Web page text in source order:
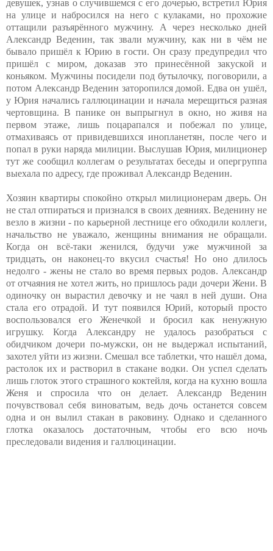
девушек, узнав о случившемся с его дочерью, встретил Юрия
на улице и набросился на него с кулаками, но прохожие
оттащили разъярённого мужчину. А через несколько дней
Александр Веденин, так звали мужчину, как ни в чём не
бывало пришёл к Юрию в гости. Он сразу предупредил что
пришёл с миром, доказав это принесённой закуской и
коньяком. Мужчины посидели под бутылочку, поговорили, а
потом Александр Веденин заторопился домой. Едва он ушёл,
у Юрия начались галлюцинации и начала мерещиться разная
чертовщина. В панике он выпрыгнул в окно, но живя на
первом этаже, лишь поцарапался и побежал по улице,
отмахиваясь от привидевшихся инопланетян, после чего и
попал в руки наряда милиции. Выслушав Юрия, милиционер
тут же сообщил коллегам о результатах беседы и опергруппа
выехала по адресу, где проживал Александр Веденин.
Хозяин квартиры спокойно открыл милиционерам дверь. Он
не стал отпираться и признался в своих деяниях. Веденину не
везло в жизни - по карьерной лестнице его обходили коллеги,
начальство не уважало, женщины внимания не обращали.
Когда он всё-таки женился, будучи уже мужчиной за
тридцать, он наконец-то вкусил счастья! Но оно длилось
недолго - жены не стало во время первых родов. Александр
от отчаяния не хотел жить, но пришлось ради дочери Жени. В
одиночку он вырастил девочку и не чаял в ней души. Она
стала его отрадой. И тут появился Юрий, который просто
воспользовался его Женечкой и бросил как ненужную
игрушку. Когда Александру не удалось разобраться с
обидчиком дочери по-мужски, он не выдержал испытаний,
захотел уйти из жизни. Смешал все таблетки, что нашёл дома,
растолок их и растворил в стакане водки. Он успел сделать
лишь глоток этого страшного коктейля, когда на кухню вошла
Женя и спросила что он делает. Александр Веденин
почувствовал себя виноватым, ведь дочь останется совсем
одна и он вылил стакан в раковину. Однако и сделанного
глотка оказалось достаточным, чтобы его всю ночь
преследовали видения и галлюцинации.